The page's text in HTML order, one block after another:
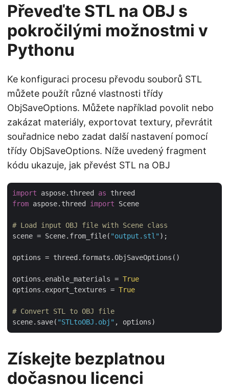
Převeďte STL na OBJ s
pokročilými možnostmi v
Pythonu
Ke konfiguraci procesu převodu souborů STL
můžete použít různé vlastnosti třídy
ObjSaveOptions. Můžete například povolit nebo
zakázat materiály, exportovat textury, převrátit
souřadnice nebo zadat další nastavení pomocí
třídy ObjSaveOptions. Níže uvedený fragment
kódu ukazuje, jak převést STL na OBJ
import aspose.threed as
from aspose.threed import Scene
# Load input OBJ file with Scene class
scene = Scene.from_file( "output.stl" );
options = threed.formats.ObjSaveOptions()
options.enable_materials = True
options.export_textures = True
# Convert STL to OBJ file
scene.save( "STLtoOBJ.obj"
Získejte bezplatnou
dočasnou licenci